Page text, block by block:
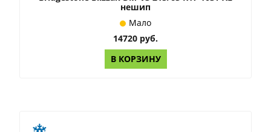
нешип
Мало
14720 руб.
В КОРЗИНУ